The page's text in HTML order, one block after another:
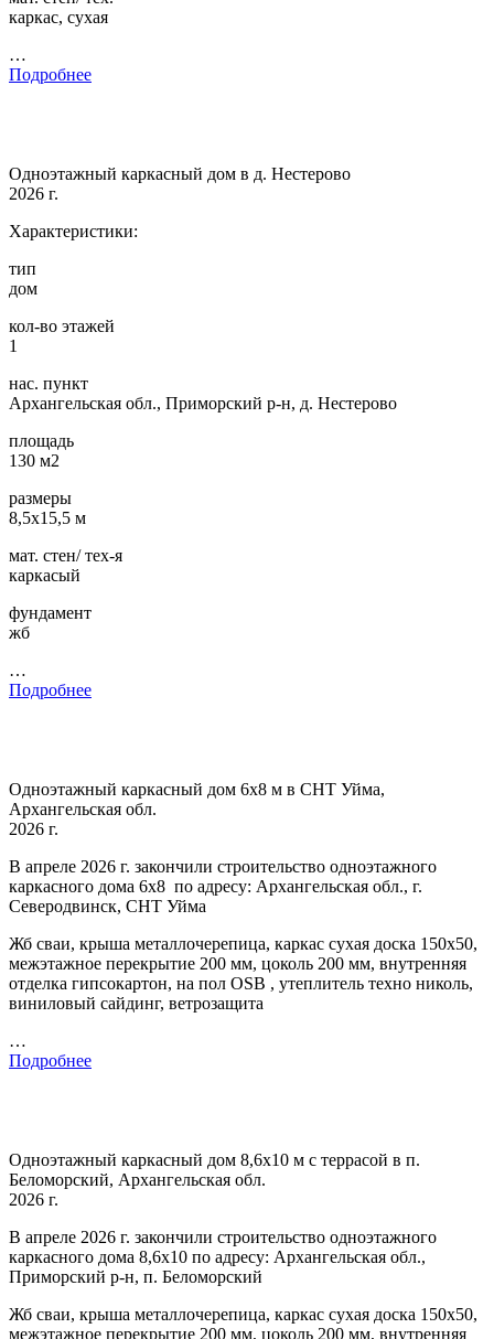
каркас, сухая
…
Подробнее
Одноэтажный каркасный дом в д. Нестерово
2026 г.
Характеристики:
тип
дом
кол-во этажей
1
нас. пункт
Архангельская обл., Приморский р-н, д. Нестерово
площадь
130 м2
размеры
8,5х15,5 м
мат. стен/ тех-я
каркасый
фундамент
жб
…
Подробнее
Одноэтажный каркасный дом 6х8 м в СНТ Уйма,
Архангельская обл.
2026 г.
В апреле 2026 г. закончили строительство одноэтажного
каркасного дома 6х8 по адресу: Архангельская обл., г.
Северодвинск, СНТ Уйма
Жб сваи, крыша металлочерепица, каркас сухая доска 150х50,
межэтажное перекрытие 200 мм, цоколь 200 мм, внутренняя
отделка гипсокартон, на пол OSB , утеплитель техно николь,
виниловый сайдинг, ветрозащита
…
Подробнее
Одноэтажный каркасный дом 8,6х10 м с террасой в п.
Беломорский, Архангельская обл.
2026 г.
В апреле 2026 г. закончили строительство одноэтажного
каркасного дома 8,6х10 по адресу: Архангельская обл.,
Приморский р-н, п. Беломорский
Жб сваи, крыша металлочерепица, каркас сухая доска 150х50,
межэтажное перекрытие 200 мм, цоколь 200 мм, внутренняя